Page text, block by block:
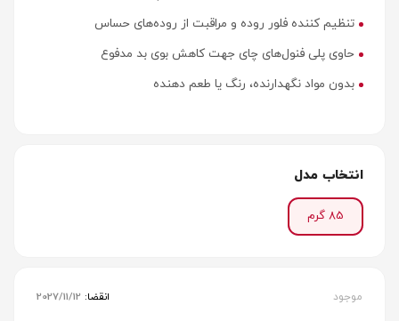
تنظیم کننده فلور روده و مراقبت از روده‌های حساس
حاوی پلی فنول‌های چای جهت کاهش بوی بد مدفوع
بدون مواد نگهدارنده، رنگ یا طعم دهنده
انتخاب مدل
85 گرم
موجود انقضا: 2027/11/12